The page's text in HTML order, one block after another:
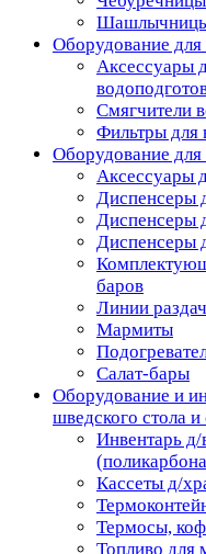
Оборудование для
Аксессуары
Смягчители
Фильтры для
Оборудование
Аксессуары
Диспенсеры
Диспенсеры
Диспенсеры
баров
Линии
Мармиты
Салат-бары
Оборудование и
шведского стола и
Инвентарь д/
Кассеты д/
Термосы,
Топливо для